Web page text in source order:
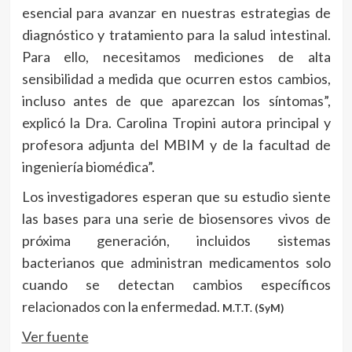
esencial para avanzar en nuestras estrategias de
diagnóstico y tratamiento para la salud intestinal.
Para ello, necesitamos mediciones de alta
sensibilidad a medida que ocurren estos cambios,
incluso antes de que aparezcan los síntomas”,
explicó la Dra. Carolina Tropini autora principal y
profesora adjunta del MBIM y de la facultad de
ingeniería biomédica”.
Los investigadores esperan que su estudio siente
las bases para una serie de biosensores vivos de
próxima generación, incluidos sistemas
bacterianos que administran medicamentos solo
cuando se detectan cambios específicos
relacionados con la enfermedad. M.T.T. (SyM)
Ver fuente